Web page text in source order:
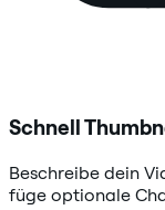
Schnell
Beschreibe dein
füge optionale